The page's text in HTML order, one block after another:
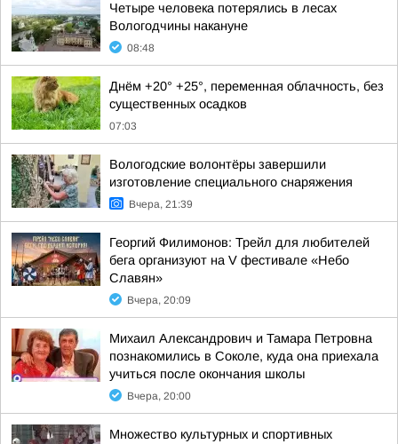
Четыре человека потерялись в лесах
Вологодчины накануне
08:48
Днём +20° +25°, переменная облачность, без
существенных осадков
07:03
Вологодские волонтёры завершили
изготовление специального снаряжения
Вчера, 21:39
Георгий Филимонов: Трейл для любителей
бега организуют на V фестивале «Небо
Славян»
Вчера, 20:09
Михаил Александрович и Тамара Петровна
познакомились в Соколе, куда она приехала
учиться после окончания школы
Вчера, 20:00
Множество культурных и спортивных